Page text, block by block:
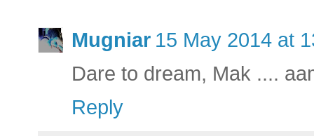
Mugniar 15 May 2014 at
Dare to dream, Mak ....
Reply